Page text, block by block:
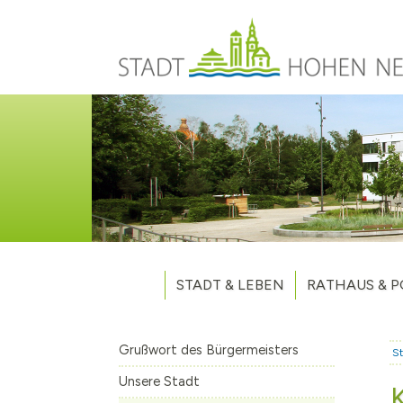
STADT & LEBEN
Unsere Stadt
Aktuelles
Weitere
RATHAUS &
Grußwort des Bürgermeisters
Unsere Stadt